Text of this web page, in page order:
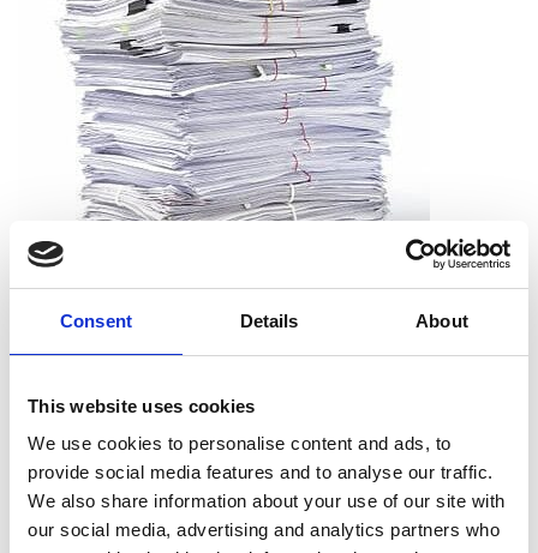
Consent Details About
This website uses cookies
We use cookies to personalise content and ads, to
provide social media features and to analyse our traffic.
We also share information about your use of our site with
our social media, advertising and analytics partners who
Que puis-je déchiqueter ?
d’imprimante. Et vous n’avez pas à vous soucier de retirer les
agrafes, les trombones ou les chemises. Nous acceptons les
documents tels qu’ils sont.